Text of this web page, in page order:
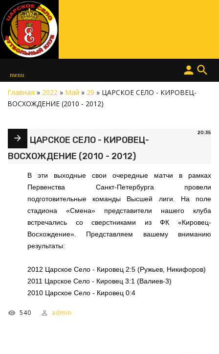
menu search
person
Главная » 2022 » Май » 29 » ЦАРСКОЕ СЕЛО - КИРОВЕЦ-
ВОСХОЖДЕНИЕ (2010 - 2012)
20:35
ЦАРСКОЕ СЕЛО - КИРОВЕЦ-
ВОСХОЖДЕНИЕ (2010 - 2012)
В эти выходные свои очередные матчи в рамках
Первенства Санкт-Петербурга провели
подготовительные команды Высшей лиги. На поле
стадиона «Смена» представители нашего клуба
встречались со сверстниками из ФК «Кировец-
Восхождение». Представляем вашему вниманию
результаты:
2012 Царское Село - Кировец 2:5 (Ружьев, Никифоров)
2011 Царское Село - Кировец 3:1 (Валиев-3)
2010 Царское Село - Кировец 0:4
540 admin